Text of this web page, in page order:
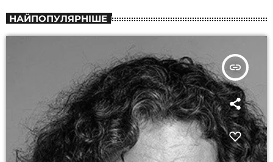
НАЙПОПУЛЯРНІШЕ
insert_link